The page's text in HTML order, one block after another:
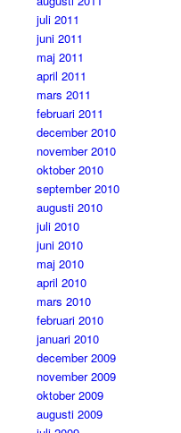
juli 2011
juni 2011
maj 2011
april 2011
mars 2011
februari 2011
december 2010
november 2010
oktober 2010
september 2010
augusti 2010
juli 2010
juni 2010
maj 2010
april 2010
mars 2010
februari 2010
januari 2010
december 2009
november 2009
oktober 2009
augusti 2009